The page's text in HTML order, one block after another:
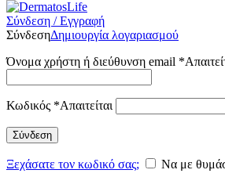
Σύνδεση / Εγγραφή
ΣύνδεσηΔημιουργία λογαριασμού
Όνομα χρήστη ή διεύθυνση email *
Κωδικός *Απαιτείται
Σύνδεση
Ξεχάσατε τον κωδικό σας; Να με